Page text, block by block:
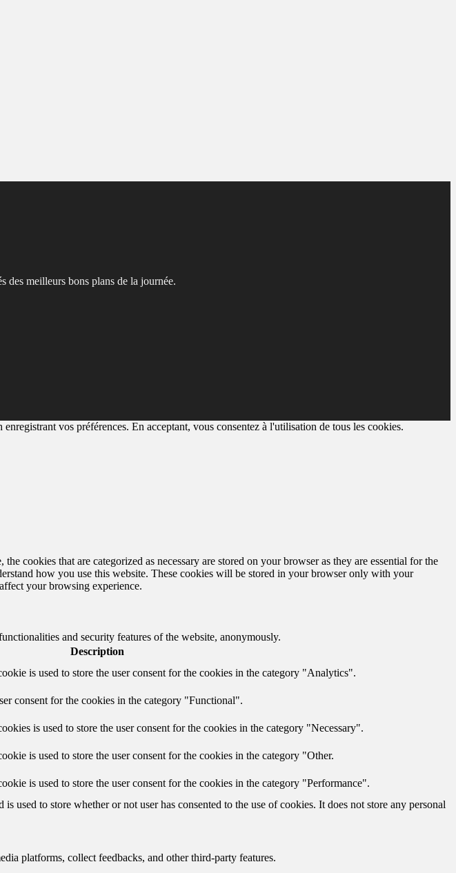
des meilleurs bons plans de la journée.
vos préférences. En acceptant, vous consentez à l'utilisation de tous les cookies.
cookies that are categorized as necessary are stored on your browser as they are essential for the
how you use this website. These cookies will be stored in your browser only with your
your browsing experience.
and security features of the website, anonymously.
Description
is used to store the user consent for the cookies in the category "Analytics".
consent for the cookies in the category "Functional".
is used to store the user consent for the cookies in the category "Necessary".
is used to store the user consent for the cookies in the category "Other.
is used to store the user consent for the cookies in the category "Performance".
used to store whether or not user has consented to the use of cookies. It does not store any personal
platforms, collect feedbacks, and other third-party features.